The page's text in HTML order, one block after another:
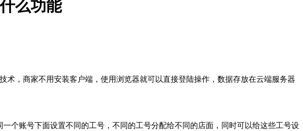
么功能
，商家不用安装客户端，使用浏览器就可以直接登陆操作，数据存放在云端服务器
个账号下面设置不同的工号，不同的工号分配给不同的店面，同时可以给这些工号设